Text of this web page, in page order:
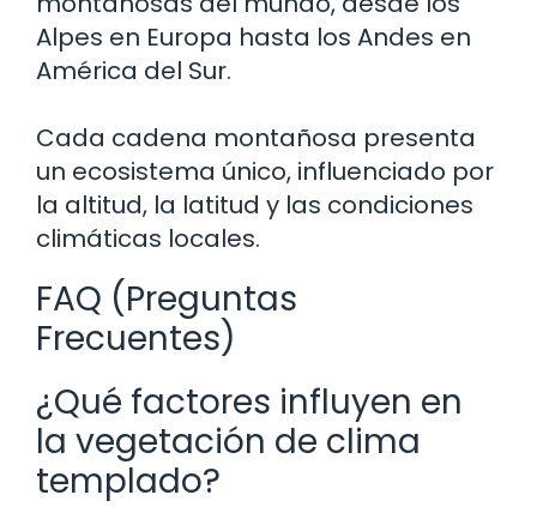
Alpes en Europa hasta los Andes en
América del Sur.
Cada cadena montañosa presenta
un ecosistema único, influenciado por
la altitud, la latitud y las condiciones
climáticas locales.
FAQ (Preguntas
Frecuentes)
¿Qué factores influyen en
la vegetación de clima
templado?